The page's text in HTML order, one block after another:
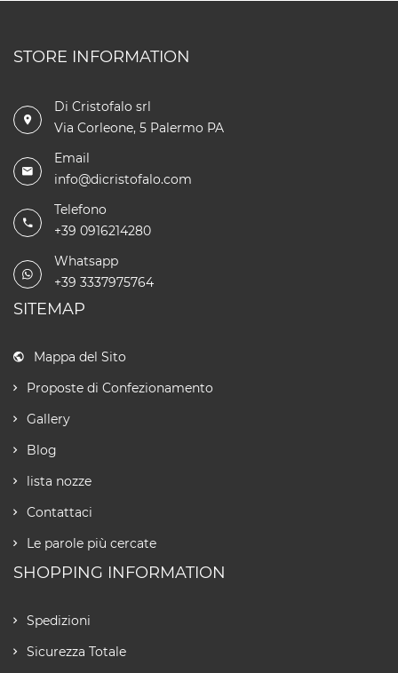
STORE INFORMATION
Di Cristofalo srl
Via Corleone, 5 Palermo PA
Email
info@dicristofalo.com
Telefono
+39 0916214280
Whatsapp
+39 3337975764
SITEMAP
Mappa del Sito
Proposte di Confezionamento
Gallery
Blog
lista nozze
Contattaci
Le parole più cercate
SHOPPING INFORMATION
Spedizioni
Sicurezza Totale